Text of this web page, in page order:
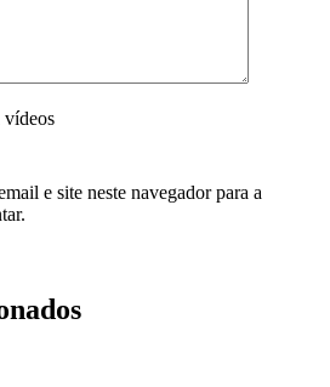
vídeos
e site neste navegador para a